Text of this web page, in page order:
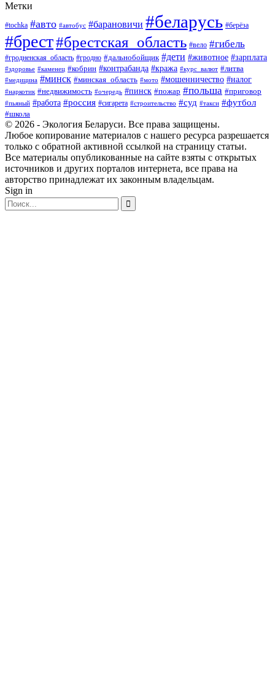
Метки
#tochka #авто #автобус #барановичи #беларусь #берёза
#брест#брестская_область #вело #гибель
#гродненская_область #гродно #дальнобойщик #дети #животное #зарплата
#здоровье #каменец #кобрин #контрабанда #кража #курс_валют #литва
#медицина #минск #минская_область #мото #мошенничество #налог
#наркотик #недвижимость #очередь #пинск #пожар #польша #приговор
#пьяный #работа #россия #сигарета #строительство #суд #такси #футбол
#школа
© 2026 - Экология Беларуси. Все права защищены.
Любое копирование материалов с нашего ресурса разрешается
только с обратной активной ссылкой на страницу статьи.
Все материалы опубликованные на сайте взяты с открытых
источников и других порталов интернета, все права на
авторство принадлежат их законным владельцам.
Sign in